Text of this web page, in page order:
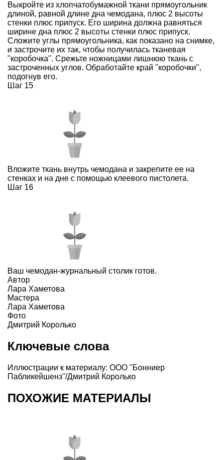
Выкройте из хлопчатобумажной ткани прямоугольник
длиной, равной длине дна чемодана, плюс 2 высоты
стенки плюс припуск. Его ширина должна равняться
ширине дна плюс 2 высоты стенки плюс припуск.
Сложите углы прямоугольника, как показано на снимке,
и застрочите их так, чтобы получилась тканевая
"коробочка". Срежьте ножницами лишнюю ткань с
застроченных углов. Обработайте край "коробочки",
подогнув его.
Шаг 15
Вложите ткань внутрь чемодана и закрепите ее на
стенках и на дне с помощью клеевого пистолета.
Шаг 16
Ваш чемодан-журнальный столик готов.
Автор
Лара Хаметова
Мастера
Лара Хаметова
Фото
Дмитрий Королько
Ключевые слова
Иллюстрации к материалу: ООО "Бонниер
Пабликейшенз"/Дмитрий Королько
ПОХОЖИЕ МАТЕРИАЛЫ